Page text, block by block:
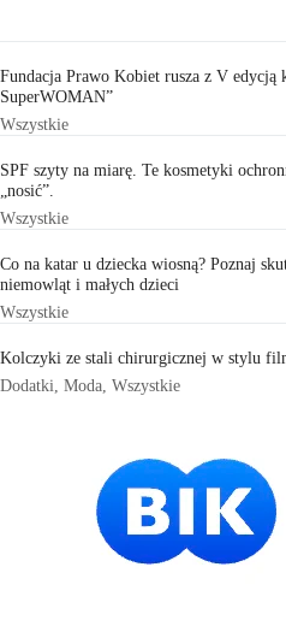
Fundacja Prawo Kobiet rusza z V edycją
SuperWOMAN”
Wszystkie
SPF szyty na miarę. Te kosmetyki
„nosić”.
Wszystkie
Co na katar u dziecka wiosną? Poznaj
niemowląt i małych dzieci
Wszystkie
Kolczyki ze stali chirurgicznej w stylu
Dodatki Moda Wszystkie